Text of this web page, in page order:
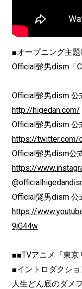
■オープニング主題
Official髭男dism「
Official髭男dism 公
http://higedan.com/
Official髭男dism 公
https://twitter.com/
Official髭男dism公
https://
Official髭男dism 公
https://
9jG44w
■■TVアニメ『東京
■イントロダクシ
人生どん底のダメ